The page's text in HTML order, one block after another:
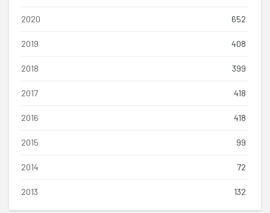
2020 652
2019 408
2018 399
2017 418
2016 418
2015 99
2014 72
2013 132